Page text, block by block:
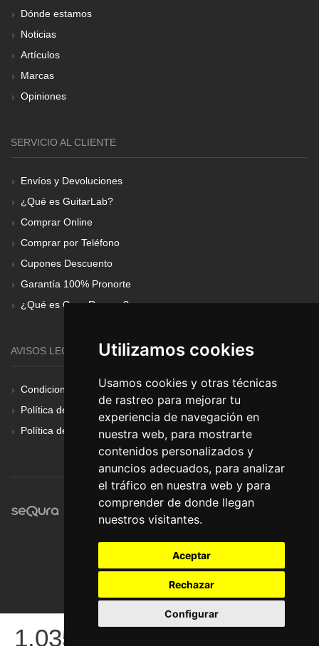
Utilizamos cookies
Usamos cookies y otras técnicas
de rastreo para mejorar tu
experiencia de navegación en
nuestra web, para mostrarte
contenidos personalizados y
anuncios adecuados, para analizar
el tráfico en nuestra web y para
comprender de donde llegan
nuestros visitantes.
Aceptar
Rechazar
Configurar
1.035
Dónde estamos
Noticias
Artículos
Marcas
Opiniones
SERVICIO AL CLIENTE
Envíos y Devoluciones
¿Qué es GuitarLab?
Comprar Online
Comprar por Teléfono
Cupones Descuento
Garantía 100% Pronorte
¿Qué es Gear Renove?
AVISOS LEGALES
Condiciones Generales
Política de Cookies
Política de Privacidad
© Pronorte Sonido SL. Todos los derechos reservados.